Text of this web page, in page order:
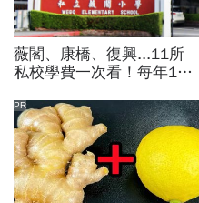
薇閣、康橋、復興...11所
私校學費一次看！每年100
出孩子教育費、還能兼存退
休金
PR